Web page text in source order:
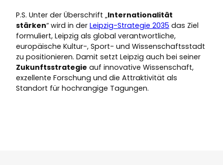
P.S. Unter der Überschrift „Internationalität
stärken“ wird in der Leipzig-Strategie 2035 das Ziel
formuliert, Leipzig als global verantwortliche,
europäische Kultur-, Sport- und Wissenschaftsstadt
zu positionieren. Damit setzt Leipzig auch bei seiner
Zukunftsstrategie auf innovative Wissenschaft,
exzellente Forschung und die Attraktivität als
Standort für hochrangige Tagungen.